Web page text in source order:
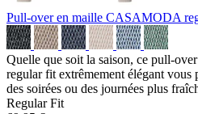
Pull-over en maille CASAMODA
Quelle que soit la saison, ce pull-
regular fit extrêmement élégant vous
des soirées ou des journées plus
Regular Fit